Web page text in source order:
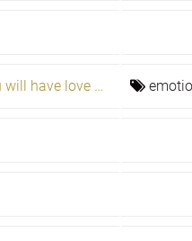
Overcome five habits and you will have love and fulfillment